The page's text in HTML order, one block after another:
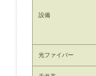
設備
光ファイバー